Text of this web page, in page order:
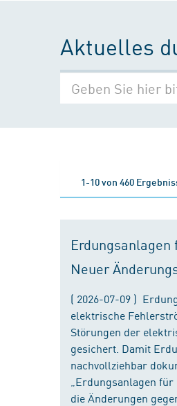
Aktuelles
1-10 von 460
Neuer
( 2026-07-09 )
elektrische
Störungen der
gesichert. Damit
nachvollziehbar
„Erdungsanlagen
die Änderungen